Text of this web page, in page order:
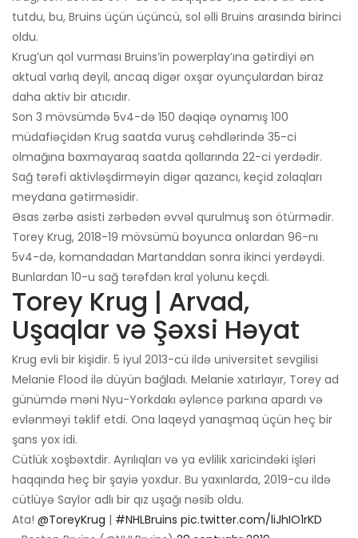
tutdu, bu, Bruins üçün üçüncü, sol əlli Bruins arasında birinci
oldu.
Krug’un qol vurması Bruins’in powerplay’ına gətirdiyi ən
aktual varlıq deyil, ancaq digər oxşar oyunçulardan biraz
daha aktiv bir atıcıdır.
Son 3 mövsümdə 5v4-də 150 ​​dəqiqə oynamış 100
müdafiəçidən Krug saatda vuruş cəhdlərində 35-ci
olmağına baxmayaraq saatda qollarında 22-ci yerdədir.
Sağ tərəfi aktivləşdirməyin digər qazancı, keçid zolaqları
meydana gətirməsidir.
Əsas zərbə asisti zərbədən əvvəl qurulmuş son ötürmədir.
Torey Krug, 2018-19 mövsümü boyunca onlardan 96-nı
5v4-də, komandadan Martanddan sonra ikinci yerdəydi.
Bunlardan 10-u sağ tərəfdən kral yolunu keçdi.
Torey Krug | Arvad,
Uşaqlar və Şəxsi Həyat
Krug evli bir kişidir. 5 iyul 2013-cü ildə universitet sevgilisi
Melanie Flood ilə düyün bağladı. Melanie xatırlayır, Torey ad
günümdə məni Nyu-Yorkdakı əyləncə parkına apardı və
evlənməyi təklif etdi. Ona laqeyd yanaşmaq üçün heç bir
şans yox idi.
Cütlük xoşbəxtdir. Ayrılıqları və ya evlilik xaricindəki işləri
haqqında heç bir şayiə yoxdur. Bu yaxınlarda, 2019-cu ildə
cütlüyə Saylor adlı bir qız uşağı nəsib oldu.
Ata! @ToreyKrug | #NHLBruins pic.twitter.com/liJhIO1rKD